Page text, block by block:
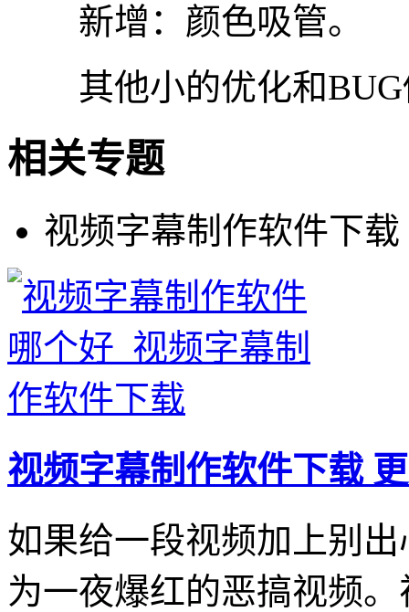
新增：颜色吸管。
其他小的优化和BUG
相关专题
视频字幕制作软件下载
视频字幕制作软件下载
如果给一段视频加上别
为一夜爆红的恶搞视频